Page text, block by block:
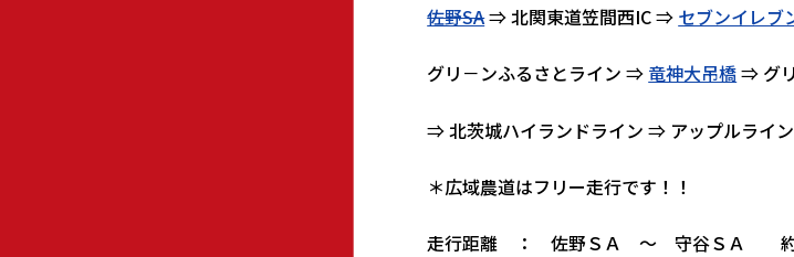
佐野SA⇒ 北関東道笠間西IC ⇒ セブンイレブ
グリ－ンふるさとライン ⇒ 竜神大吊橋⇒ グ
⇒ 北茨城ハイランドライン ⇒ アップルライ
＊広域農道はフリー走行です！！
走行距離 ： 佐野ＳＡ ～ 守谷ＳＡ 約